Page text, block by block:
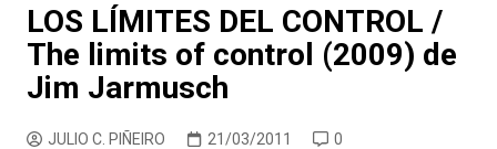
LOS LÍMITES DEL CONTROL /
The limits of control (2009) de
Jim Jarmusch
JULIO C. PIÑEIRO 21/03/2011
0